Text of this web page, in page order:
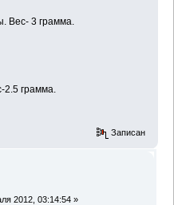
Вес- 3 грамма.
грамма.
Записан
2012, 03:14:54 »